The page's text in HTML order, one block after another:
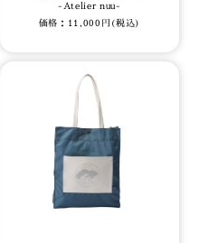
-Atelier nuu-
価格：11,000円(税込)